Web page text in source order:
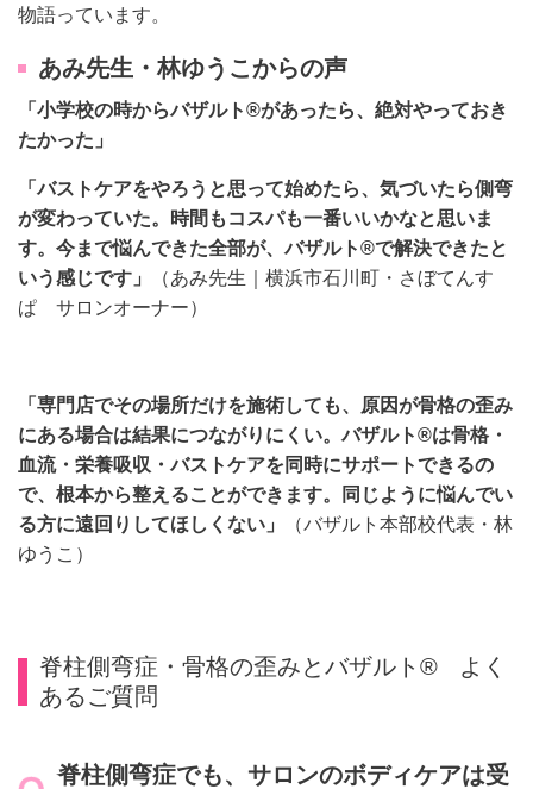
物語っています。
あみ先生・林ゆうこからの声
「小学校の時からバザルト®があったら、絶対やっておき
たかった」
「バストケアをやろうと思って始めたら、気づいたら側弯
が変わっていた。時間もコスパも一番いいかなと思いま
す。今まで悩んできた全部が、バザルト®で解決できたと
いう感じです」
（あみ先生｜横浜市石川町・さぼてんす
ぱ サロンオーナー）
「専門店でその場所だけを施術しても、原因が骨格の歪み
にある場合は結果につながりにくい。バザルト®は骨格・
血流・栄養吸収・バストケアを同時にサポートできるの
で、根本から整えることができます。同じように悩んでい
る方に遠回りしてほしくない」
（バザルト本部校代表・林
ゆうこ）
脊柱側弯症・骨格の歪みとバザルト® よく
あるご質問
脊柱側弯症でも、サロンのボディケアは受